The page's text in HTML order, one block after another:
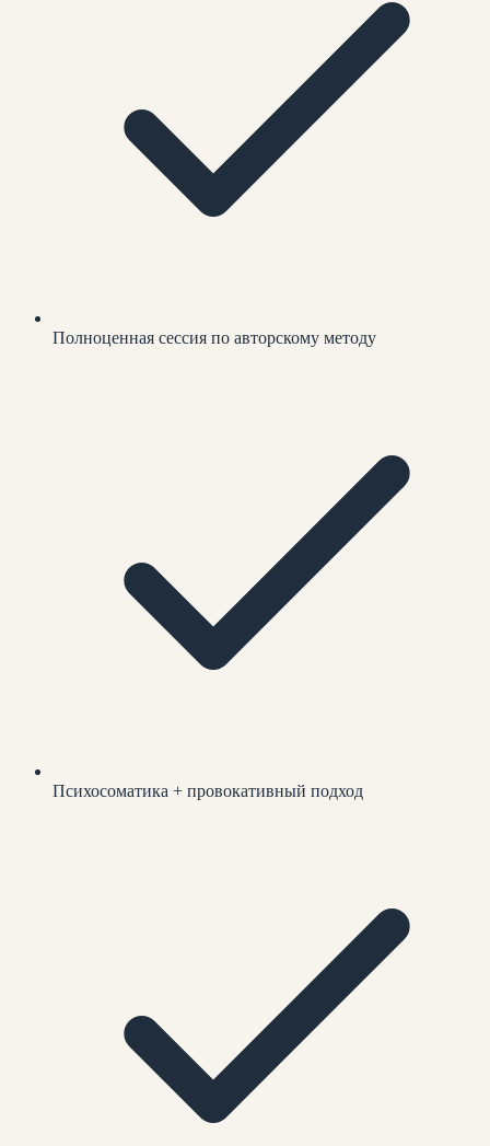
Полноценная сессия по авторскому методу
Психосоматика + провокативный подход